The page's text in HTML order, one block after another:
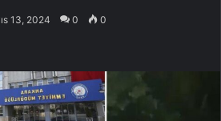
13, 2024 0 0